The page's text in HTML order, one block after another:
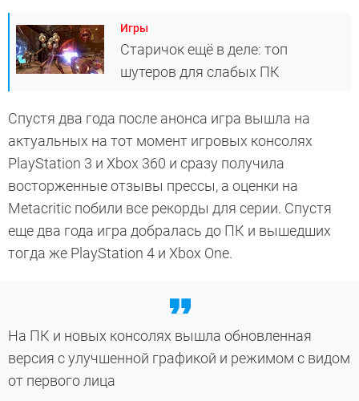
Игры
Старичок ещё в деле: топ
шутеров для слабых ПК
Спустя два года после анонса игра вышла на
актуальных на тот момент игровых консолях
PlayStation 3 и Xbox 360 и сразу получила
восторженные отзывы прессы, а оценки на
Metacritic побили все рекорды для серии. Спустя
еще два года игра добралась до ПК и вышедших
тогда же PlayStation 4 и Xbox One.
На ПК и новых консолях вышла обновленная
версия с улучшенной графикой и режимом с видом
от первого лица